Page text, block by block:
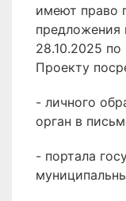
имеют право
предложения
28.10.2025 по
Проекту
- личного
орган в
- портала